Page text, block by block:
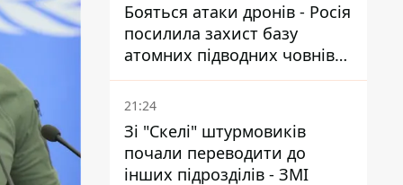
Бояться атаки дронів - Росія
посилила захист базу
атомних підводних човнів
за 7400 км від України
21:24
Зі "Скелі" штурмовиків
почали переводити до
інших підрозділів - ЗМІ